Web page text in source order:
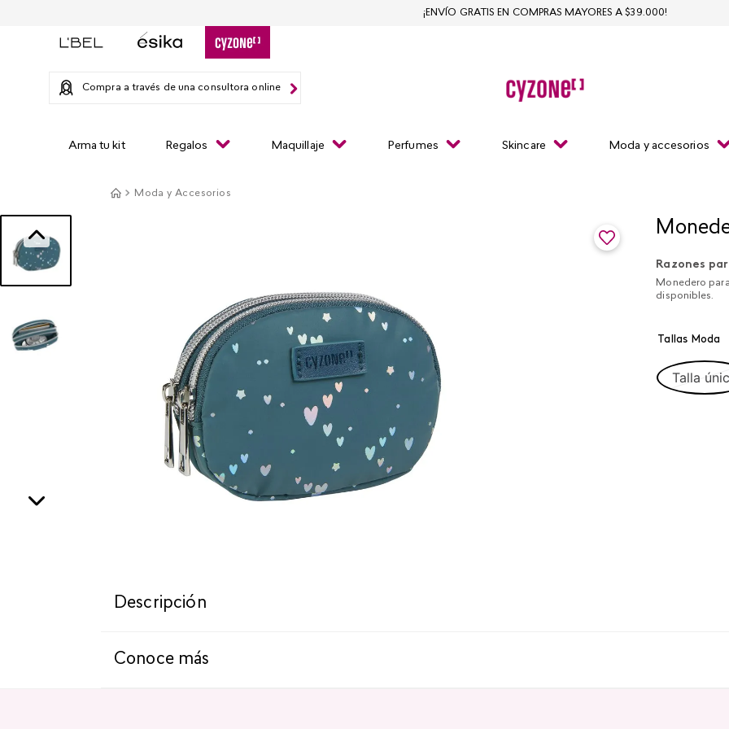
Compra a través de una consultora online
Arma tu kit Regalos Maquillaje Perfumes Skincare Moda y accesorios
¡ENVÍO GRATIS EN COMPRAS MAYORES A $39.000!
Moda y Accesorios
Razones
Monedero
disponibles.
Tallas Moda
Talla
Descripción
Conoce más